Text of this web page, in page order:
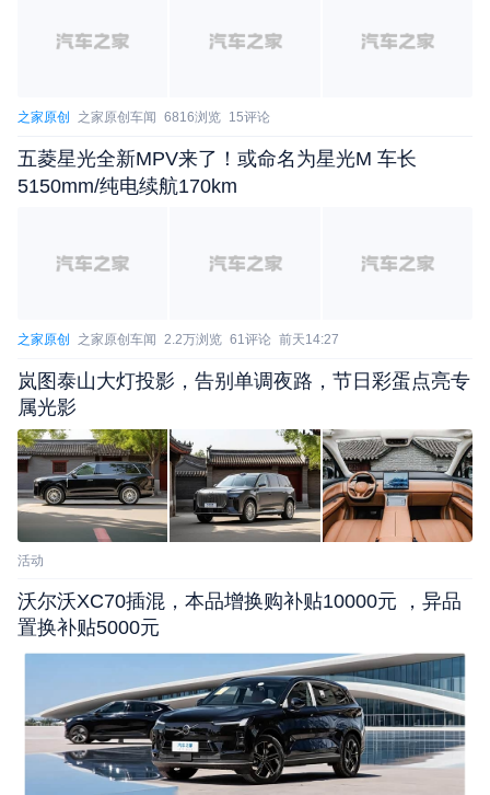
新凯迪拉克CT6将会采用LYRIQ锐歌同款大屏设计，
还可以看到它预计会提供棕红、米色、黑色等多种皮
质面料可选，同时配以黑色木纹装饰。此外，中央扶
手尾部集成了空调控制按键，说明现款已经不再提供
进一步下放。
启3.0T V6发动机作为CT6-V车型的动力。在传动系
统部分，或依旧匹配10速自动变速箱。（信息来源：
小红书；编译/汽车之家 陈浩）
之家原创 之家原创车闻 6816浏览 15评论
五菱星光全新MPV来了！或命名为星光M 车长
5150mm/纯电续航170km
之家原创 之家原创车闻 2.2万浏览 61评论 前天14:27
岚图泰山大灯投影，告别单调夜路，节日彩蛋点亮专
属光影
活动
沃尔沃XC70插混，本品增换购补贴10000元 ，异品
置换补贴5000元